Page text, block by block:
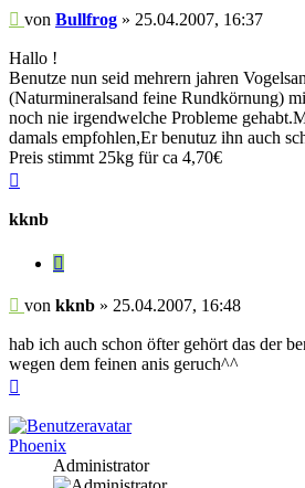
Beitrag
von Bullfrog » 25.04.2007, 16:37
Hallo !
Benutze nun seid mehrern jahren
(Naturmineralsand feine Rundkörnung)
noch nie irgendwelche Probleme
damals empfohlen,Er benutuz ihn auch
Preis stimmt 25kg für ca 4,70€
kknb
Zitieren
Beitrag
von kknb » 25.04.2007, 16:48
hab ich auch schon öfter gehört das der
wegen dem feinen anis geruch^^
Phoenix
Administrator